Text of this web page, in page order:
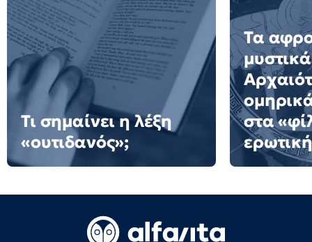
Τι σημαίνει η λέξη
«ουτιδανός»;
Τα
στα